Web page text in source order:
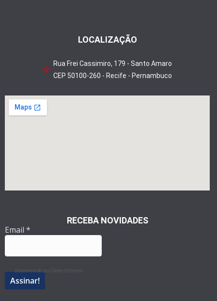
LOCALIZAÇÃO
Rua Frei Cassimiro, 179 - Santo Amaro
CEP 50100-260 - Recife - Pernambuco
RECEBA NOVIDADES
Email *
Desenvolvido por Direta Sistemas